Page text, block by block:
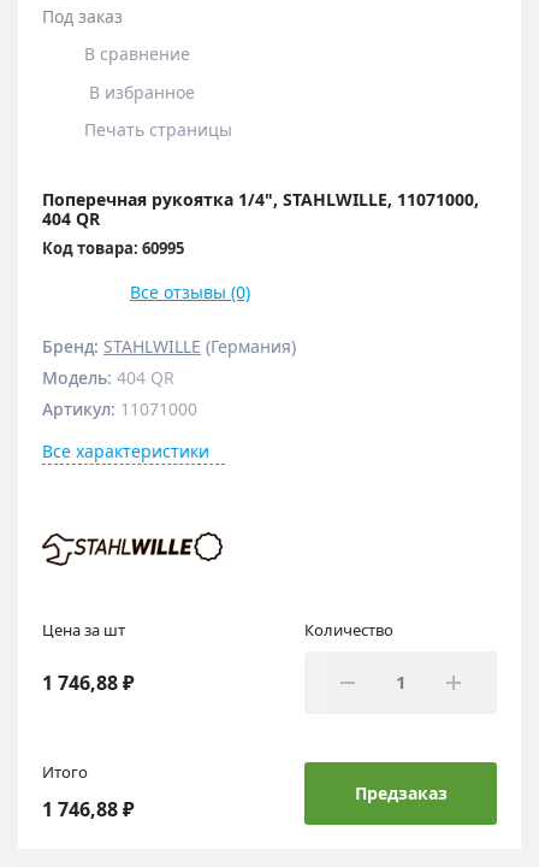
Под заказ
В сравнение
В избранное
Печать страницы
Поперечная рукоятка 1/4", STAHLWILLE, 11071000,
404 QR
Код товара: 60995
Все отзывы (0)
Бренд: STAHLWILLE (Германия)
Модель: 404 QR
Артикул: 11071000
Все характеристики
Цена за шт
1 746,88 ₽
Количество
Итого
1 746,88 ₽
Предзаказ